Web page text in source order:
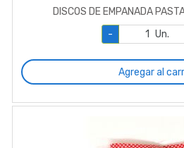
DISCOS DE EMPANADA
-
Un.
Agregar al